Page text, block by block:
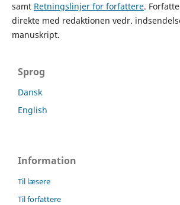
samt Retningslinjer for forfattere.
direkte med redaktionen vedr.
manuskript.
Sprog
Dansk
English
Information
Til læsere
Til forfattere